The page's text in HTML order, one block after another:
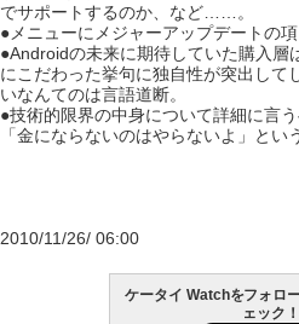
でサポートするのか、など……。
●メニューにメジャーアップデートの
●Androidの未来に期待していた購入層
にこだわった挙句に独自性が突出して
いなんてのは言語道断。
●技術的限界の中身について詳細に言
「金にならないのはやらないよ」とい
2010/11/26/ 06:00
ケータイ Watchをフォロ
ェック！